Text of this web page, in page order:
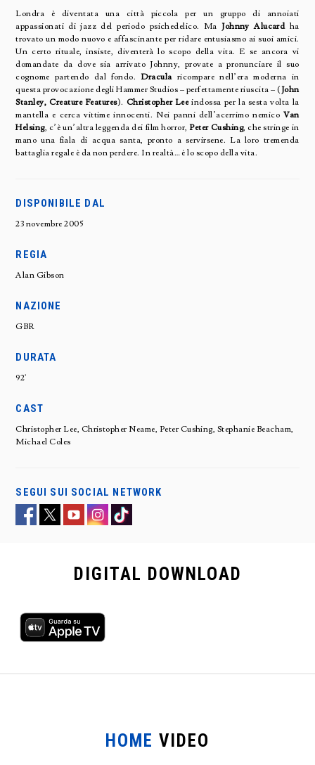
Londra è diventata una città piccola per un gruppo di annoiati
appassionati di jazz del periodo psichedelico. Ma Johnny Alucardha
trovato un modo nuovo e affascinante per ridare entusiasmo ai suoi amici.
Un certo rituale, insiste, diventerà lo scopo della vita. E se ancora vi
domandate da dove sia arrivato Johnny, provate a pronunciare il suo
cognome partendo dal fondo. Dracularicompare nell’era moderna in
questa provocazione degli Hammer Studios – perfettamente riuscita – ( John
Stanley, Creature Features). Christopher Leeindossa per la sesta volta la
mantella e cerca vittime innocenti. Nei panni dell’acerrimo nemicoVan
Helsing, c’è un’altra leggenda dei film horror, Peter Cushing, che stringe in
mano una fiala di acqua santa, pronto a servirsene. La loro tremenda
battaglia regale è da non perdere. In realtà… è lo scopo della vita.
DISPONIBILE DAL
23 novembre 2005
REGIA
Alan Gibson
NAZIONE
GBR
DURATA
92'
CAST
Christopher Lee, Christopher Neame, Peter Cushing, Stephanie Beacham,
Michael Coles
SEGUI SUI SOCIAL NETWORK
DIGITAL DOWNLOAD
HOME VIDEO